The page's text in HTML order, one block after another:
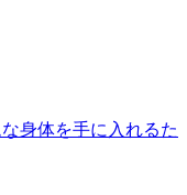
身体を手に入れるた